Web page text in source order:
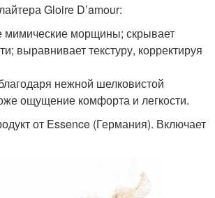
Gloire D’amour:
мимические морщины; скрывает
выравнивает текстуру, корректируя
нежной шелковистой
ощущение комфорта и легкости.
от Essence (Германия). Включает